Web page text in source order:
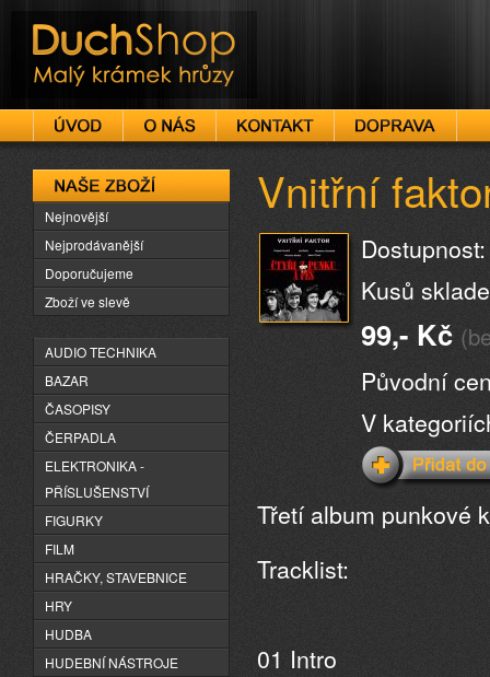
DuchShop
Vnitřní
Kusů
99,- Kč
Původní
V
Třetí album punkové
Tracklist:
01 Intro
Naše zboží
Nejnovější
Nejprodávanější
Doporučujeme
Zboží ve slevě
AUDIO TECHNIKA
BAZAR
ČASOPISY
ČERPADLA
ELEKTRONIKA -
PŘÍSLUŠENSTVÍ
FIGURKY
FILM
HRAČKY, STAVEBNICE
HRY
HUDBA
HUDEBNÍ NÁSTROJE